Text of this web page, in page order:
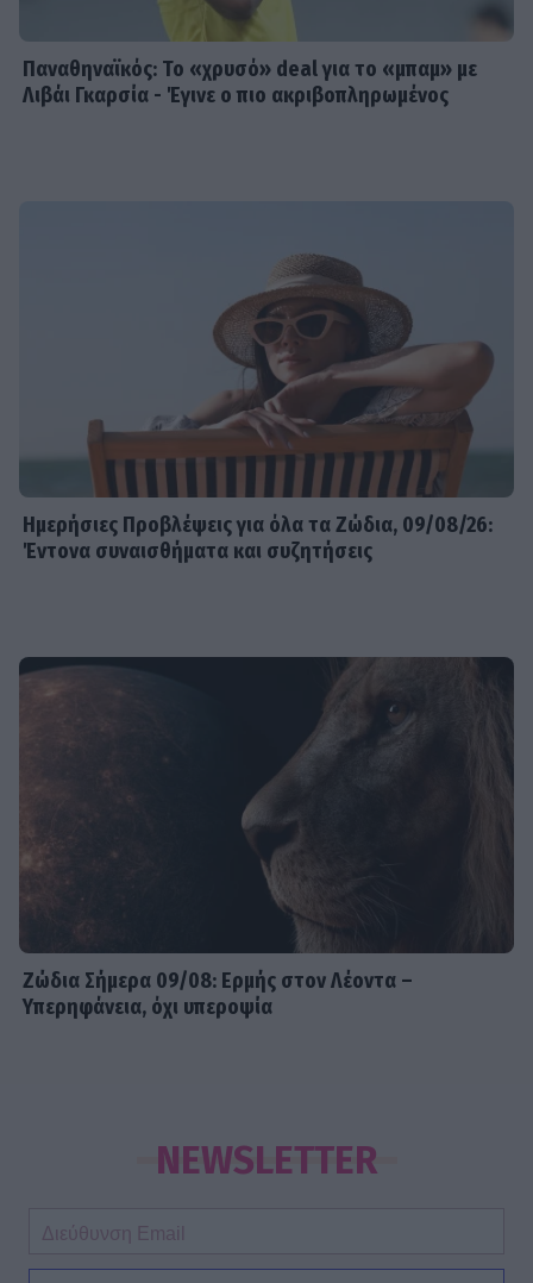
Παναθηναϊκός: Το «χρυσό» deal για το «μπαμ» με
Λιβάι Γκαρσία - Έγινε ο πιο ακριβοπληρωμένος
Ημερήσιες Προβλέψεις για όλα τα Ζώδια, 09/08/26:
Έντονα συναισθήματα και συζητήσεις
Ζώδια Σήμερα 09/08: Ερμής στον Λέοντα –
Υπερηφάνεια, όχι υπεροψία
NEWSLETTER